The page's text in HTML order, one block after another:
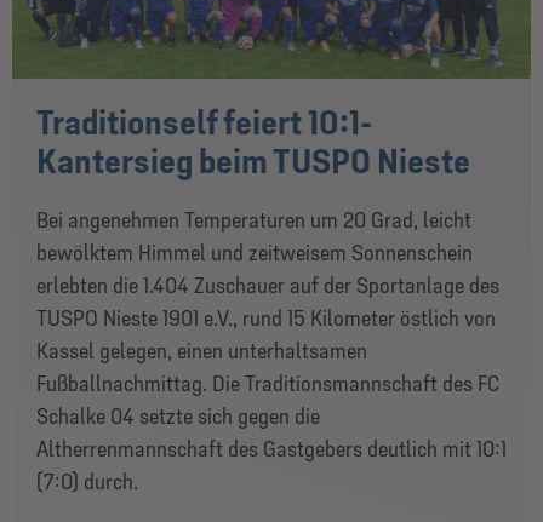
Traditionself feiert 10:1-
Kantersieg beim TUSPO Nieste
Bei angenehmen Temperaturen um 20 Grad, leicht
bewölktem Himmel und zeitweisem Sonnenschein
erlebten die 1.404 Zuschauer auf der Sportanlage des
TUSPO Nieste 1901 e.V., rund 15 Kilometer östlich von
Kassel gelegen, einen unterhaltsamen
Fußballnachmittag. Die Traditionsmannschaft des FC
Schalke 04 setzte sich gegen die
Altherrenmannschaft des Gastgebers deutlich mit 10:1
(7:0) durch.